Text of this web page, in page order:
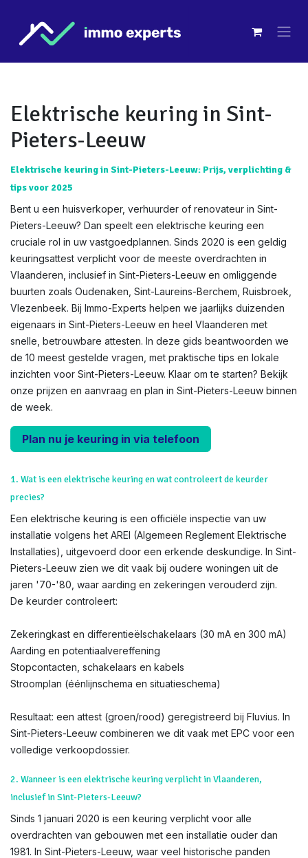
Elektrische keuring in Sint-
Pieters-Leeuw
Elektrische keuring in Sint-Pieters-Leeuw: Prijs, verplichting &
tips voor 2025
Bent u een huisverkoper, verhuurder of renovateur in Sint-
Pieters-Leeuw? Dan speelt een elektrische keuring een
cruciale rol in uw vastgoedplannen. Sinds 2020 is een geldig
keuringsattest verplicht voor de meeste overdrachten in
Vlaanderen, inclusief in Sint-Pieters-Leeuw en omliggende
buurten zoals Oudenaken, Sint-Laureins-Berchem, Ruisbroek,
Vlezenbeek. Bij Immo-Experts helpen we jaarlijks duizenden
eigenaars in Sint-Pieters-Leeuw en heel Vlaanderen met
snelle, betrouwbare attesten. In deze gids beantwoorden we
de 10 meest gestelde vragen, met praktische tips en lokale
inzichten voor Sint-Pieters-Leeuw. Klaar om te starten? Bekijk
onze prijzen en aanvraag en plan in Sint-Pieters-Leeuw binnen
de week.
Plan nu je keuring in via telefoon
1. Wat is een elektrische keuring en wat controleert de keurder
precies?
Een elektrische keuring is een officiële inspectie van uw
installatie volgens het AREI (Algemeen Reglement Elektrische
Installaties), uitgevoerd door een erkende deskundige. In Sint-
Pieters-Leeuw zien we dit vaak bij oudere woningen uit de
jaren '70-'80, waar aarding en zekeringen verouderd zijn.
De keurder controleert:
Zekeringkast en differentieëlschakelaars (30 mA en 300 mA)
Aarding en potentiaalvereffening
Stopcontacten, schakelaars en kabels
Stroomplan (éénlijnschema en situatieschema)
Resultaat: een attest (groen/rood) geregistreerd bij Fluvius. In
Sint-Pieters-Leeuw combineren we dit vaak met EPC voor een
volledige verkoopdossier.
2. Wanneer is een elektrische keuring verplicht in Vlaanderen,
inclusief in Sint-Pieters-Leeuw?
Sinds 1 januari 2020 is een keuring verplicht voor alle
overdrachten van gebouwen met een installatie ouder dan
1981. In Sint-Pieters-Leeuw, waar veel historische panden